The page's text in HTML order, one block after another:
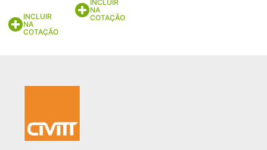
INCLUIR
NA
COTAÇÃO
INCLUIR
NA
COTAÇÃO